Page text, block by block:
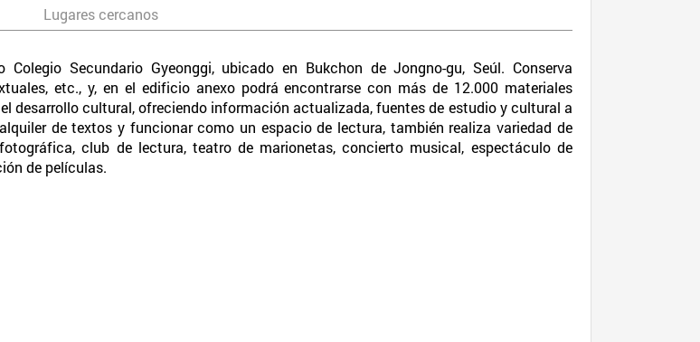
Lugares cercanos
Secundario Gyeonggi, ubicado en Bukchon de Jongno-gu, Seúl. Conserva
etc., y, en el edificio anexo podrá encontrarse con más de 12.000 materiales
desarrollo cultural, ofreciendo información actualizada, fuentes de estudio y cultural a
de textos y funcionar como un espacio de lectura, también realiza variedad de
club de lectura, teatro de marionetas, concierto musical, espectáculo de
de películas.